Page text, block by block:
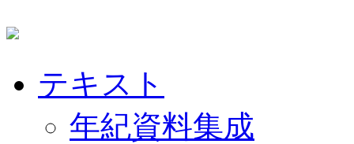
テキスト
年紀資料集成